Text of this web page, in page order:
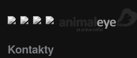
Kontakty